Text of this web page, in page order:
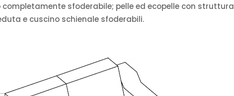
completamente sfoderabile; pelle ed ecopelle con struttura
e cuscino schienale sfoderabili.